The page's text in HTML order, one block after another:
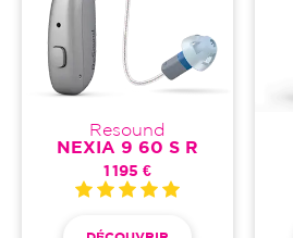
Resound
NEXIA 9 60 S R
1 195 €